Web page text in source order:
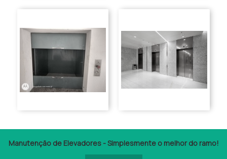
Manutenção de Elevadores - Simplesmente o melhor do ramo!